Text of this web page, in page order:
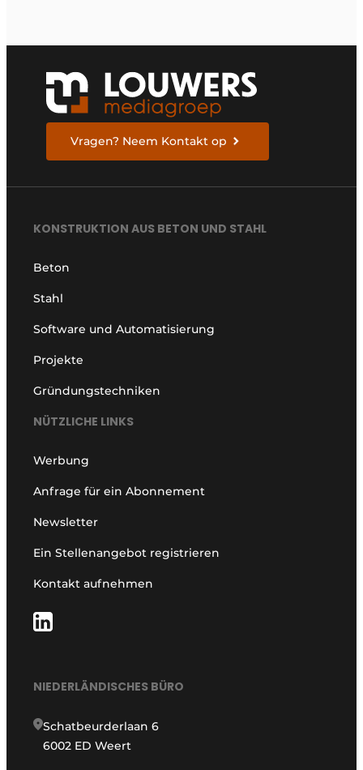
Vragen? Neem Kontakt op
KONSTRUKTION AUS BETON UND STAHL
Beton
Stahl
Software und Automatisierung
Projekte
Gründungstechniken
NÜTZLICHE LINKS
Werbung
Anfrage für ein Abonnement
Newsletter
Ein Stellenangebot registrieren
Kontakt aufnehmen
NIEDERLÄNDISCHES BÜRO
Schatbeurderlaan 6
6002 ED Weert